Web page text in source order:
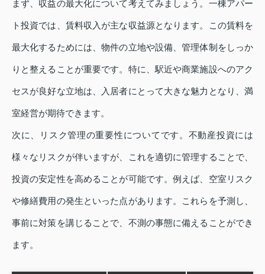
まず、収益の最大化について考えてみましょう。一棟アパー
ト投資では、賃料収入が主な収益源となります。この賃料を
最大化するためには、物件の立地や設備、管理体制をしっか
りと整えることが重要です。特に、駅近や商業施設へのアク
セスが良好な立地は、入居者にとって大きな魅力となり、満
室経営が期待できます。
次に、リスク管理の重要性についてです。不動産投資には
様々なリスクが伴いますが、これを適切に管理することで、
投資の安定性を高めることが可能です。例えば、空室リスク
や修繕費用の発生といった点があります。これらを予測し、
事前に対策を講じることで、不測の事態に備えることができ
ます。